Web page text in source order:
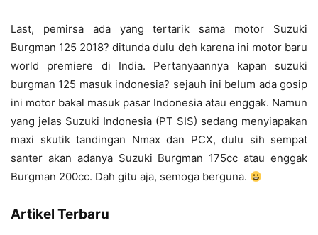
Last, pemirsa ada yang tertarik sama motor Suzuki
Burgman 125 2018? ditunda dulu deh karena ini motor baru
world premiere di India. Pertanyaannya kapan suzuki
burgman 125 masuk indonesia? sejauh ini belum ada gosip
ini motor bakal masuk pasar Indonesia atau enggak. Namun
yang jelas Suzuki Indonesia (PT SIS) sedang menyiapakan
maxi skutik tandingan Nmax dan PCX, dulu sih sempat
santer akan adanya Suzuki Burgman 175cc atau enggak
Burgman 200cc. Dah gitu aja, semoga berguna.
Artikel Terbaru